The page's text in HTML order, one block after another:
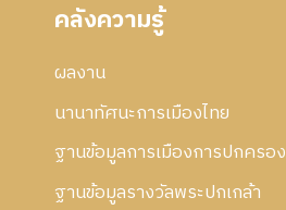
คลังความรู้
ผลงาน
นานาทัศนะการเมืองไทย
ฐานข้อมูลการเมืองการปกครอง
ฐานข้อมูลรางวัลพระปกเกล้า